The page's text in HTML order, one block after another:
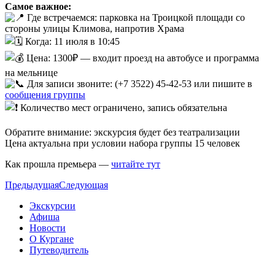
Самое важное:
Где встречаемся: парковка на Троицкой площади со
стороны улицы Климова, напротив Храма
Когда: 11 июля в 10:45
Цена: 1300₽ — входит проезд на автобусе и программа
на мельнице
Для записи звоните: (+7 3522) 45‑42‑53 или пишите в
сообщения группы
Количество мест ограничено, запись обязательна
Обратите внимание: экскурсия будет без театрализации
Цена актуальна при условии набора группы 15 человек
Как прошла премьера — читайте тут
ПредыдущаяСледующая
Экскурсии
Афиша
Новости
О Кургане
Путеводитель